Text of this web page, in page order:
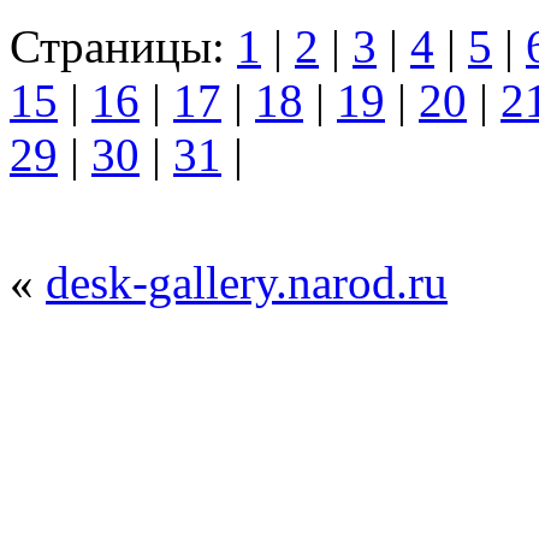
Страницы: 1 | 2 | 3 | 4 | 5 |
15 | 16 | 17 | 18 | 19 | 20 |
29 | 30 | 31 |
« desk-gallery.narod.ru